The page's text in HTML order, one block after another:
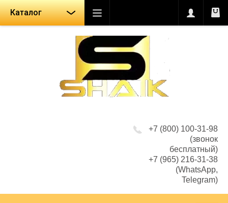
Каталог
+7 (800) 100-31-98
(звонок
бесплатный)
+7 (965) 216-31-38
(WhatsApp,
Telegram)